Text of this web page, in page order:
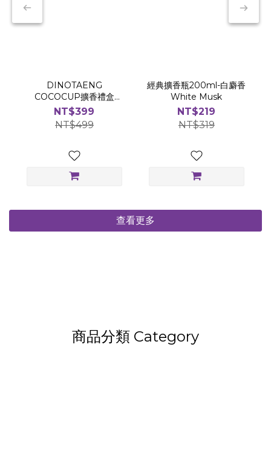
DINOTAENG
COCOCUP擴香禮盒
(120ml/兩入組)
NT$399
NT$499
經典擴香瓶200ml-白麝香
White Musk
NT$219
NT$319
查看更多
商品分類 Category